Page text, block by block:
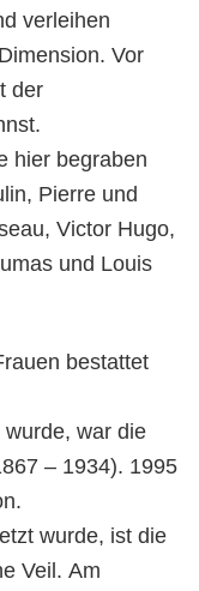
verleihen
Vor
der
hier begraben
Pierre und
Victor Hugo,
und Louis
bestattet
war die
– 1934). 1995
wurde, ist die
Veil. Am